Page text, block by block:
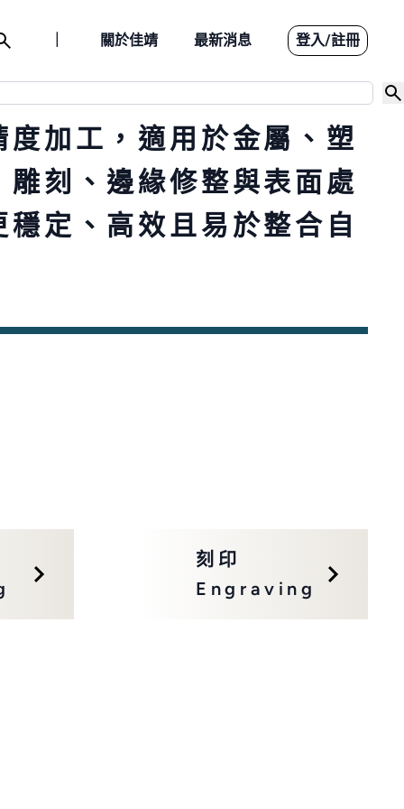
關於佳靖 最新消息 登入/註冊
智能製造
設備介紹
下載檔案
加工，適用於金屬、塑
刻、邊緣修整與表面處
定、高效且易於整合自
刻印
Engraving